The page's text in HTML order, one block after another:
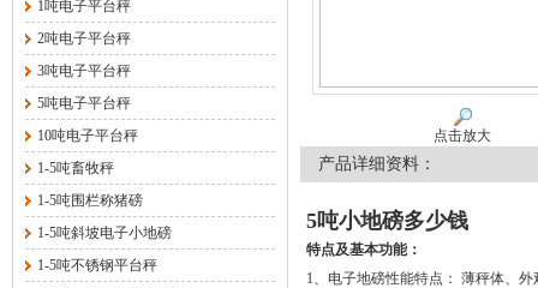
1吨电子平台秤
2吨电子平台秤
3吨电子平台秤
5吨电子平台秤
10吨电子平台秤
1-5吨畜牧秤
1-5吨围栏称猪磅
1-5吨斜坡电子小地磅
1-5吨不锈钢平台秤
点击放大
产品详细资料：
5吨小地磅多少钱
特点及基本功能：
1、电子地磅性能特点： 薄秤体、